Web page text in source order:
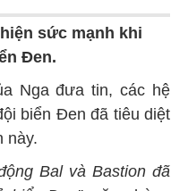
sức mạnh khi
Đen.
Nga đưa tin, các hệ
biển Đen đã tiêu diệt
này.
Bal và Bastion đã